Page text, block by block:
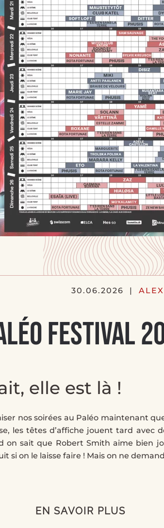
30.06.2026 |
Festival
elle est là !
nos soirées au Paléo maintenant
les têtes d’affiche jouent tard avec
on sait que Robert Smith aime bien
si on le laisse faire ! Mais on ne
EN SAVOIR PLUS